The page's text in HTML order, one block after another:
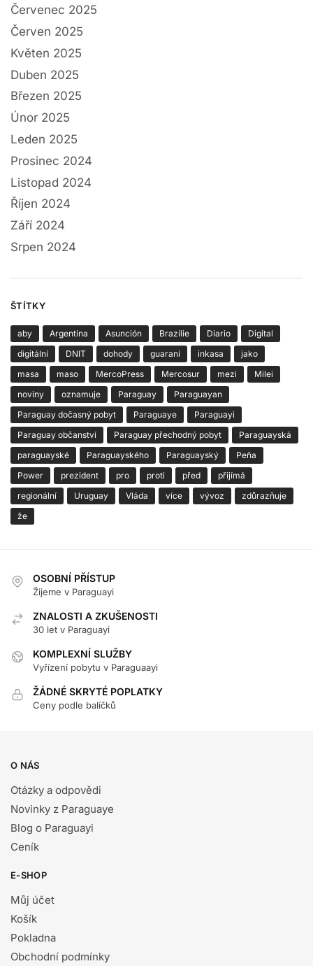
Červenec 2025
Červen 2025
Květen 2025
Duben 2025
Březen 2025
Únor 2025
Leden 2025
Prosinec 2024
Listopad 2024
Říjen 2024
Září 2024
Srpen 2024
ŠTÍTKY
aby Argentina Asunción Brazílie Diario
Digital
digitální
DNIT dohody guaraní inkasa
jako
masa
maso MercoPress Mercosur mezi
Milei
noviny
oznamuje Paraguay
Paraguayan
Paraguay dočasný pobyt
Paraguaye
Paraguayi
Paraguay občanství
Paraguay přechodný pobyt
Paraguayská
paraguayské
Paraguayského Paraguayský
Peña
Power
prezident pro proti před
přijímá
regionální
Uruguay Vláda více vývoz
zdůrazňuje
že
OSOBNÍ PŘÍSTUP
Žijeme v Paraguayi
ZNALOSTI A ZKUŠENOSTI
30 let v Paraguayi
KOMPLEXNÍ SLUŽBY
Vyřízení pobytu v Paraguaayi
ŽÁDNÉ SKRYTÉ POPLATKY
Ceny podle balíčků
O NÁS
Otázky a odpovědi
Novinky z Paraguaye
Blog o Paraguayi
Ceník
E-SHOP
Můj účet
Košík
Pokladna
Obchodní podmínky